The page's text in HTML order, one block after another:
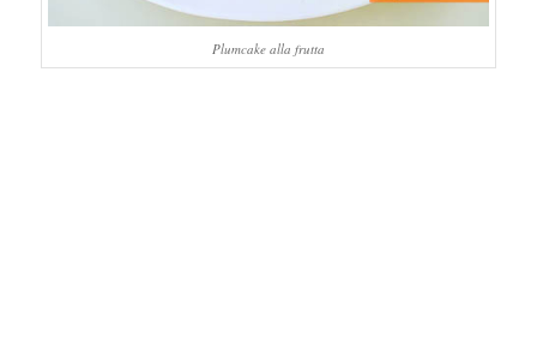
Plumcake alla frutta